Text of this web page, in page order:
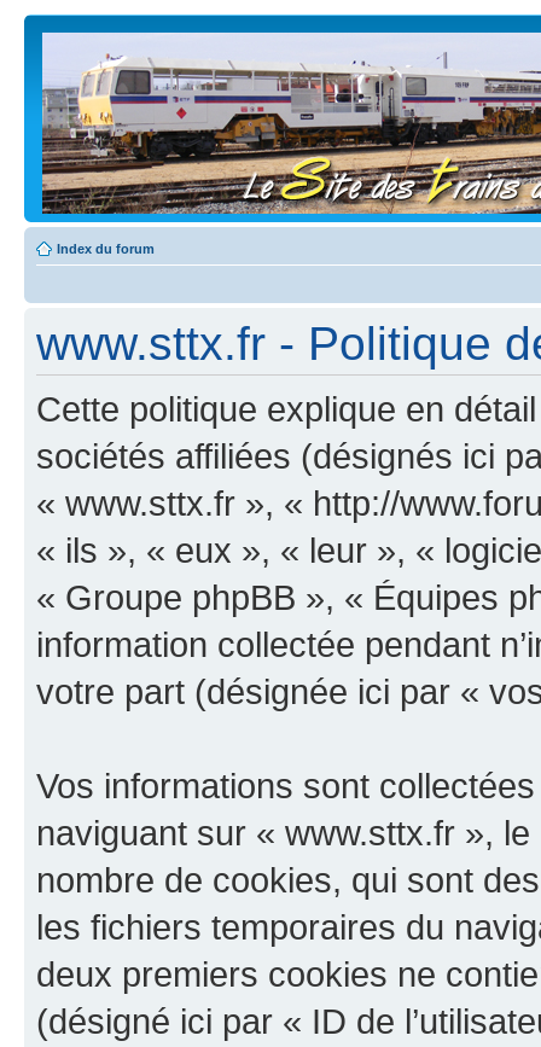
Index du forum
www.sttx.fr - Politique
Cette politique explique en
sociétés affiliées (désignés ici
« www.sttx.fr », « http://
« ils », « eux », « leur », «
« Groupe phpBB », « Équipes
information collectée pendant
votre part (désignée ici par «
Vos informations sont
naviguant sur « www.sttx.fr »,
nombre de cookies, qui sont
les fichiers temporaires du
deux premiers cookies ne
(désigné ici par « ID de